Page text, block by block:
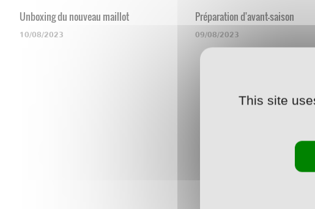
Unboxing du nouveau maillot
10/08/2023
Préparation d'avant-saison
09/08/2023
This site